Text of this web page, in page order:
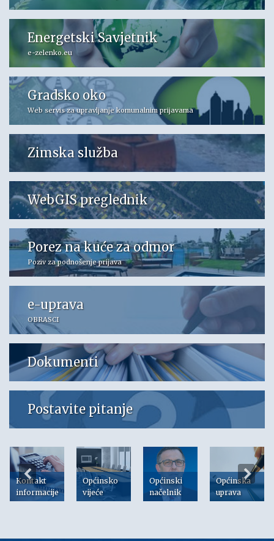
Energetski Savjetnik
e-zelenko.eu
Gradsko oko
Web servis za upravljanje komunalnim prijavama
Zimska služba
WebGIS preglednik
Porez na kuće za odmor
Poziv za podnošenje prijava
e-uprava
OBRASCI
Dokumenti
Postavite pitanje
Kontakt
informacije
Općinsko
vijeće
Općinski
načelnik
Općinska
uprava